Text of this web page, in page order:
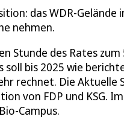
das WDR-Gelände
nehmen.
Stunde des Rates
soll bis 2025 wie
rechnet. Die Aktuelle
von FDP und KSG.
Campus.